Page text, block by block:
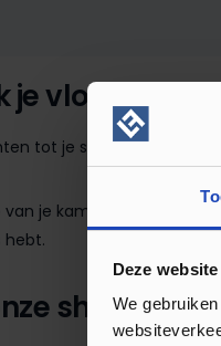
Deze
We
je vloer alvast
tot je stalen binnen
je kamer (of kies een
hebt.